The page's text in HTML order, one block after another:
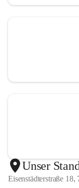
Unser
Eisenstädterstraße